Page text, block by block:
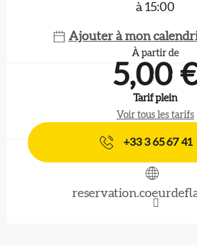
à 15:00
Ajouter à mon
À partir de
5,00
Tarif plein
Voir tous les tarifs
+33 3 65 67 41